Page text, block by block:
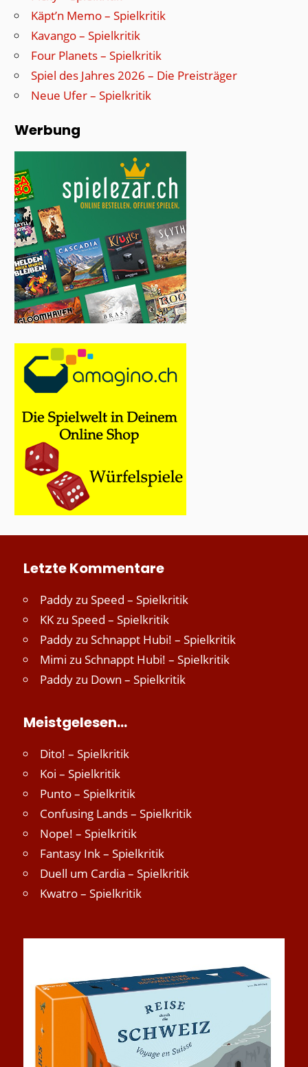
Käpt’n Memo – Spielkritik
Kavango – Spielkritik
Four Planets – Spielkritik
Spiel des Jahres 2026 – Die Preisträger
Neue Ufer – Spielkritik
Werbung
Letzte Kommentare
Paddyzu Speed – Spielkritik
KKzu Speed – Spielkritik
Paddyzu Schnappt Hubi! – Spielkritik
Mimi zu Schnappt Hubi! – Spielkritik
Paddyzu Down – Spielkritik
Meistgelesen…
Dito! – Spielkritik
Koi – Spielkritik
Punto – Spielkritik
Confusing Lands – Spielkritik
Nope! – Spielkritik
Fantasy Ink – Spielkritik
Duell um Cardia – Spielkritik
Kwatro – Spielkritik